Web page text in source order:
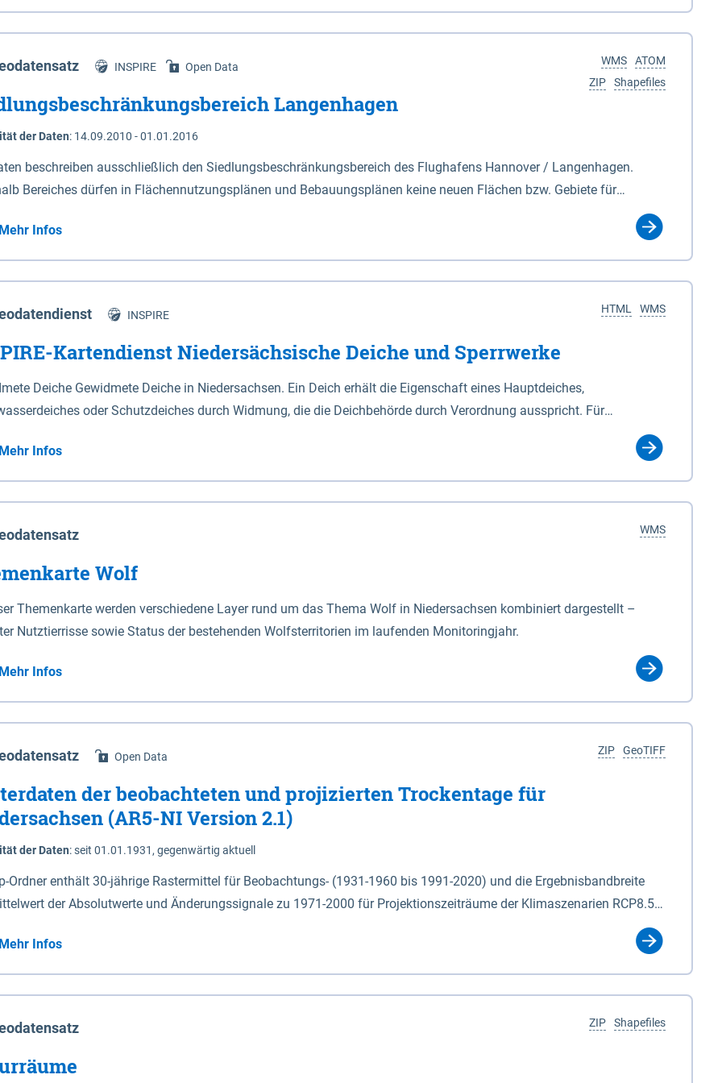
Niedersachsen (vgl. Abb. 4-1) entlang der Elbe zwischen Schnackenburg im Osten und Hohnstorf (Elbe) im Westen
472,5 bei Schnackenburg bis 569 bei Lauenburg). Das Biosphärenreservat umfasst Teile der Landkreise
Dannenberg und Lüneburg.
ATOM
WMS
Shapefiles
ZIP
INSPIRE Open Data
Langenhagen
der Daten: 14.09.2010 - 01.01.2016
beschreiben ausschließlich den Siedlungsbeschränkungsbereich des Flughafens Hannover / Langenhagen.
Bereiches dürfen in Flächennutzungsplänen und Bebauungsplänen keine neuen Flächen bzw. Gebiete für
Mehr Infos
WMS
HTML
INSPIRE
Kartendienst Niedersächsische Deiche und Sperrwerke
Deiche Gewidmete Deiche in Niedersachsen. Ein Deich erhält die Eigenschaft eines Hauptdeiches,
oder Schutzdeiches durch Widmung, die die Deichbehörde durch Verordnung ausspricht. Für
Deiche gelten die Bestimmungen des Niedersächsischen Deichgesetzes (NDG). Die Widmung "2.Deichlinie" ist
Sperrwerke Sperrwerke sind Bauwerke mit Sperrvorrichtungen in Tidegewässern, die dem
eines Gebietes vor erhöhten Tiden, vor allem vor Sturmfluten, zu dienen bestimmt sind (§2 Abs.3 NDG). Ein Bauwerk
Art erhält die Eigenschaft eines Sperrwerkes durch Widmung, die die Deichbehörde durch Verordnung
Mehr Infos
WMS
Wolf
Themenkarte werden verschiedene Layer rund um das Thema Wolf in Niedersachsen kombiniert dargestellt –
Nutztierrisse sowie Status der bestehenden Wolfsterritorien im laufenden Monitoringjahr.
Mehr Infos
GeoTIFF
ZIP
Open Data
der beobachteten und projizierten Trockentage für
(AR5-NI Version 2.1)
der Daten:seit 01.01.1931, gegenwärtig aktuell
Ordner enthält 30-jährige Rastermittel für Beobachtungs- (1931-1960 bis 1991-2020) und die Ergebnisbandbreite
der Absolutwerte und Änderungssignale zu 1971-2000 für Projektionszeiträume der Klimaszenarien RCP8.5
(Jun. - Aug.) - au: Herbst (Sep. - Nov.) - wi: Winter (Dez. - Feb.) - hyr:
Jahr (Nov. - Okt.) - hsu: Hydrologisches Sommerhalbjahr (Mai - Okt.) - hwi: Hydrologisches Winterhalbjahr
- vd: Vegetationsruhe (Okt. - Mär.) Neben den Rasterdaten ist eine
zu den Dateinamen und für eine Darstellung im GIS eine Klassifizierung der Rasterdaten mit Klassenname und
code gegeben.
Mehr Infos
Shapefiles
ZIP